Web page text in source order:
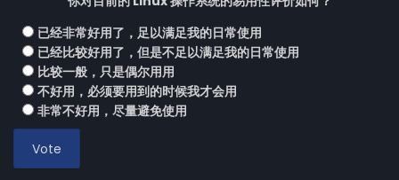
已经非常好用了，足以满足我的日常使用
已经比较好用了，但是不足以满足我的日常使用
比较一般，只是偶尔用用
不好用，必须要用到的时候我才会用
非常不好用，尽量避免使用